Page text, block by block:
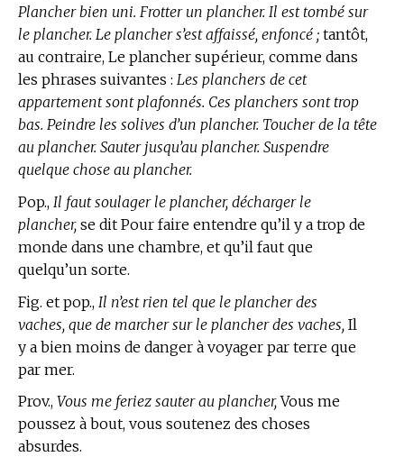
Plancher bien uni. Frotter un plancher. Il est tombé sur
le plancher. Le plancher s’est affaissé, enfoncé ; tantôt,
au contraire, Le plancher supérieur, comme dans
les phrases suivantes : Les planchers de cet
appartement sont plafonnés. Ces planchers sont trop
bas. Peindre les solives d’un plancher. Toucher de la tête
au plancher. Sauter jusqu’au plancher. Suspendre
quelque chose au plancher.
Pop., Il faut soulager le plancher, décharger le
plancher, se dit Pour faire entendre qu’il y a trop de
monde dans une chambre, et qu’il faut que
quelqu’un sorte.
Fig. et pop., Il n’est rien tel que le plancher des
vaches, que de marcher sur le plancher des vaches, Il
y a bien moins de danger à voyager par terre que
par mer.
Prov., Vous me feriez sauter au plancher,Vous me
poussez à bout, vous soutenez des choses
absurdes.